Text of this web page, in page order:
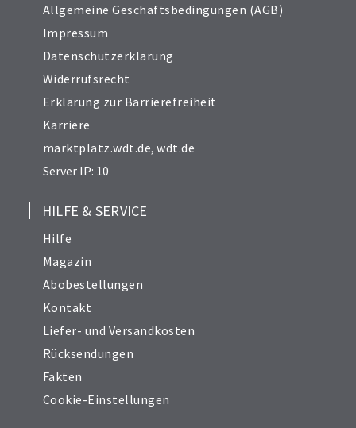
Allgemeine Geschäftsbedingungen (AGB)
Impressum
Datenschutzerklärung
Widerrufsrecht
Erklärung zur Barrierefreiheit
Karriere
marktplatz.wdt.de,wdt.de
Server IP: 10
HILFE & SERVICE
Hilfe
Magazin
Abobestellungen
Kontakt
Liefer- und Versandkosten
Rücksendungen
Fakten
Cookie-Einstellungen